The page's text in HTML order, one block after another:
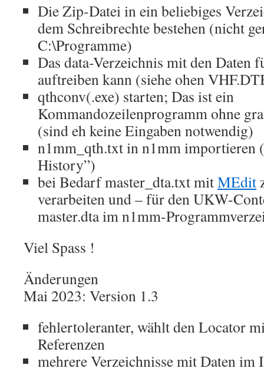
Die Zip-Datei in ein beliebiges
dem Schreibrechte bestehen (nicht
C:\Programme)
Das data-Verzeichnis mit den Daten
auftreiben kann (siehe ohen
qthconv(.exe) starten; Das ist ein
Kommandozeilenprogramm ohne
(sind eh keine Eingaben notwendig)
n1mm_qth.txt in n1mm importieren
History”)
bei Bedarf master_dta.txt mitMEdit
verarbeiten und – für den UKW-
master.dta im n1mm-
Viel Spass !
Änderungen
Mai 2023: Version 1.3
fehlertoleranter, wählt den Locator
Referenzen
mehrere Verzeichnisse mit Daten im